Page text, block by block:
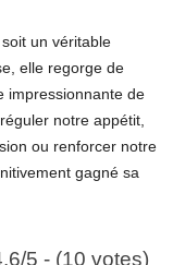
un véritable
elle regorge de
impressionnante de
notre appétit,
ou renforcer notre
gagné sa
5 - (10 votes)